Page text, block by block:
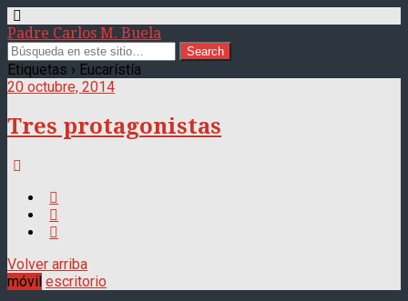
Padre Carlos M. Buela
Etiquetas › Eucarístía
20 octubre, 2014
Tres protagonistas
Volver arriba
móvil escritorio